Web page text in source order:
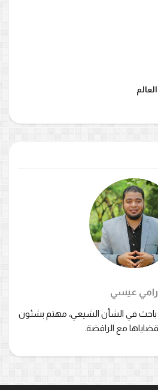
رامي عيسي
في الشأن الشيعي، مهتم بشئون
مع الرافضة.